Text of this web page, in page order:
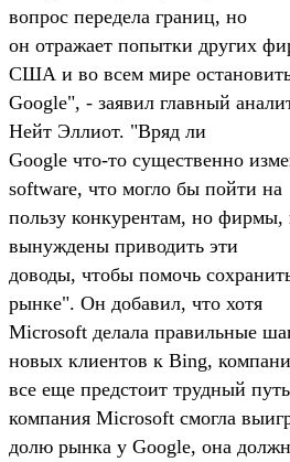
вопрос передела границ, но
он отражает попытки других
США и во всем мире
Google", - заявил главный
Нейт Эллиот. "Вряд ли
Google что-то существенно
software, что могло бы пойти на
пользу конкурентам, но
вынуждены приводить эти
доводы, чтобы помочь
рынке". Он добавил, что хотя
Microsoft делала правильные
новых клиентов к Bing,
все еще предстоит трудный
компания Microsoft смогла
долю рынка у Google, она